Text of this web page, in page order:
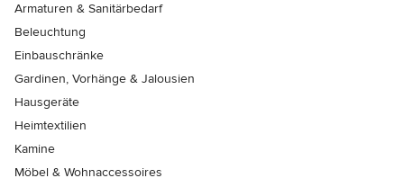
Armaturen & Sanitärbedarf
Beleuchtung
Einbauschränke
Gardinen, Vorhänge & Jalousien
Hausgeräte
Heimtextilien
Kamine
Möbel & Wohnaccessoires